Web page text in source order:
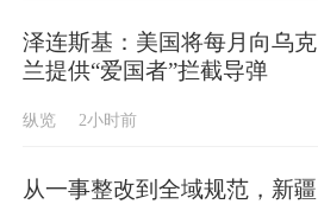
泽连斯基：美国将每月向乌克
兰提供“爱国者”拦截导弹
纵览 2小时前
从一事整改到全域规范，新疆